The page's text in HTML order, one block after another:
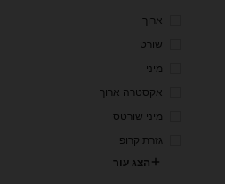
ארוך
שורט
מיני
אקסטרה ארוך
מיני שורטס
גזרת קרופ
הצג עור